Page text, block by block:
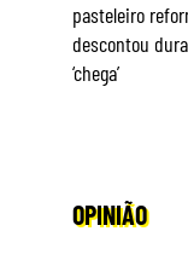
pasteleiro
descontou
‘chega’
OPINIÃO